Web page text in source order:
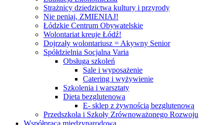
Strażnicy dziedzictwa kultury i przyrody
Nie peniaj, ZMIENIAJ!
Łódzkie Centrum Obywatelskie
Wolontariat kreuje Łódź!
Dojrzały wolontariusz = Akywny Senior
Spółdzielnia Socjalna Varia
Obsługa szkoleń
Sale i wyposażenie
Catering i wyżywienie
Szkolenia i warsztaty
Dieta bezglutenowa
E- sklep z żywnością bezglutenową
Przedszkola i Szkoły Zrównoważonego Rozwoju
Współpraca międzynarodowa